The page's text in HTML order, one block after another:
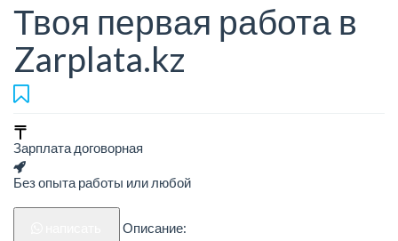
Твоя первая работа в
Zarplata.kz
Зарплата договорная
Без опыта работы или любой
Описание: